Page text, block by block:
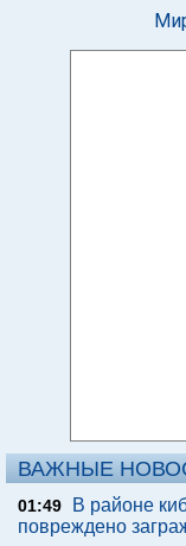
ВАЖНЫЕ
01:49
В районе
повреждено